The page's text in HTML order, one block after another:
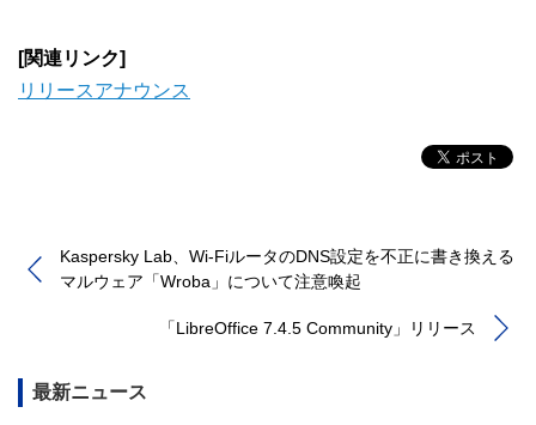
[関連リンク]
リリースアナウンス
Kaspersky Lab、Wi-FiルータのDNS設定を不正に書き換える
マルウェア「Wroba」について注意喚起
「LibreOffice 7.4.5 Community」リリース
最新ニュース